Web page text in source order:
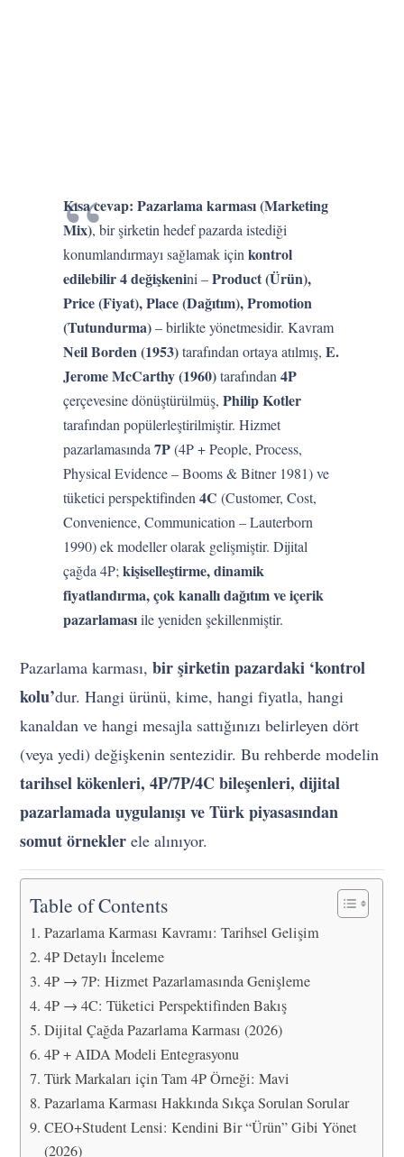
Kısa cevap: Pazarlama karması (Marketing
Mix), bir şirketin hedef pazarda istediği
konumlandırmayı sağlamak içinkontrol
edilebilir 4 değişkenini –Product (Ürün),
Price (Fiyat), Place (Dağıtım), Promotion
(Tutundurma)– birlikte yönetmesidir. Kavram
Neil Borden (1953)tarafından ortaya atılmış,E.
Jerome McCarthy (1960)tarafından4P
çerçevesine dönüştürülmüş,Philip Kotler
tarafından popülerleştirilmiştir. Hizmet
pazarlamasında7P(4P + People, Process,
Physical Evidence – Booms & Bitner 1981) ve
tüketici perspektifinden4C (Customer, Cost,
Convenience, Communication – Lauterborn
1990) ek modeller olarak gelişmiştir. Dijital
çağda 4P;kişiselleştirme, dinamik
fiyatlandırma, çok kanallı dağıtım ve içerik
pazarlamasıile yeniden şekillenmiştir.
Pazarlama karması,bir şirketin pazardaki ‘kontrol
kolu’dur. Hangi ürünü, kime, hangi fiyatla, hangi
kanaldan ve hangi mesajla sattığınızı belirleyen dört
(veya yedi) değişkenin sentezidir. Bu rehberde modelin
tarihsel kökenleri, 4P/7P/4C bileşenleri, dijital
pazarlamada uygulanışı ve Türk piyasasından
somut örnekler ele alınıyor.
Table of Contents
Pazarlama Karması Kavramı: Tarihsel Gelişim
4P Detaylı İnceleme
4P → 7P: Hizmet Pazarlamasında Genişleme
4P → 4C: Tüketici Perspektifinden Bakış
Dijital Çağda Pazarlama Karması (2026)
4P + AIDA Modeli Entegrasyonu
Türk Markaları için Tam 4P Örneği: Mavi
Pazarlama Karması Hakkında Sıkça Sorulan Sorular
CEO+Student Lensi: Kendini Bir “Ürün” Gibi Yönet
(2026)